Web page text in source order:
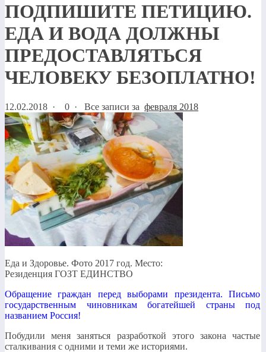
ПОДПИШИТЕ ПЕТИЦИЮ.
ЕДА И ВОДА ДОЛЖНЫ
ПРЕДОСТАВЛЯТЬСЯ
ЧЕЛОВЕКУ БЕЗОПЛАТНО!
12.02.2018 · 0 · Все записи за февраля 2018
Еда и Здоровье. Фото 2017 год. Место:
Резиденция ГОЗТ ЕДИНСТВО
Обращение граждан перед выборами президента. Письмо
государственным чиновникам богатейшей страны под
названием Россия!
Побудили меня заняться разработкой этого закона частые
сталкивания с одними и теми же историями.